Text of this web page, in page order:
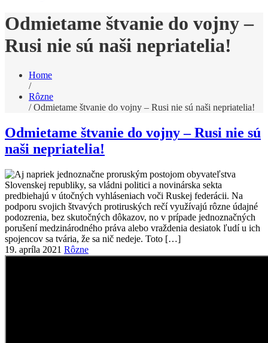
Odmietame štvanie do vojny –
Rusi nie sú naši nepriatelia!
Home
/
Rôzne
/ Odmietame štvanie do vojny – Rusi nie sú naši nepriatelia!
Odmietame štvanie do vojny – Rusi nie sú
naši nepriatelia!
19. apríla 2021 Rôzne